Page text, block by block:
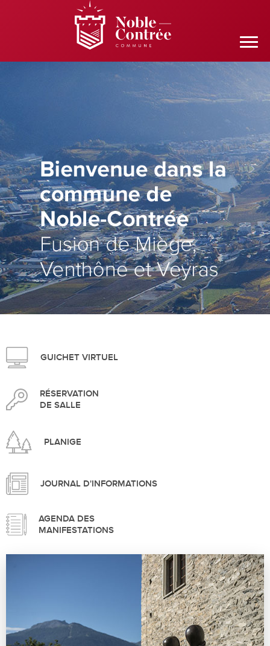
>
GUICHET VIRTUEL
RÉSERVATION
DE SALLE
PLANIGE
JOURNAL D'INFORMATIONS
AGENDA DES
MANIFESTATIONS